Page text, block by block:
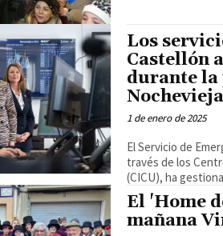
Los
Castellón
durante la
Nochevieja
1 de enero de 2025
El Servicio de
través de los
(CICU), ha
El 'Home
mañana